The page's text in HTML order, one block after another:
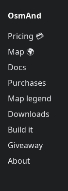
OsmAnd
Pricing 💳
Map 🌍
Docs
Purchases
Map legend
Downloads
Build it
Giveaway
About